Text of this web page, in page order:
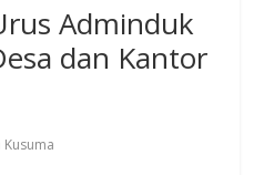
Adminduk
dan Kantor
Kusuma